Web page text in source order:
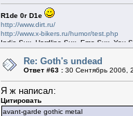
R1de 0r D1e
http://www.dirt.ru/
http://www.x-bikers.ru/humor/test.php
Indie Sux, Hardline Sux, Emo Sux, You
Re: Goth's undead
Ответ #63 : 30 Сентябрь 2006,
Я ж написал:
Цитировать
avant-garde gothic metal